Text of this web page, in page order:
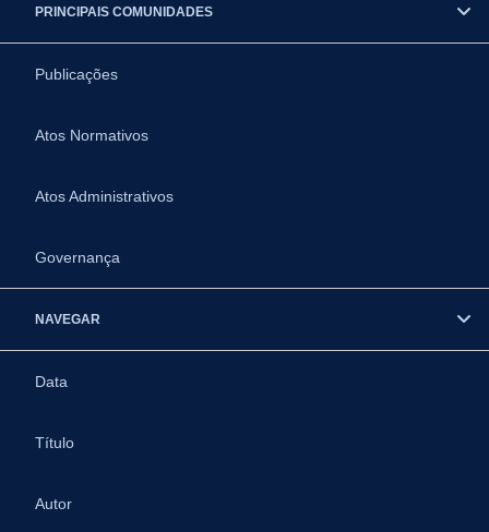
PRINCIPAIS COMUNIDADES
Publicações
Atos Normativos
Atos Administrativos
Governança
NAVEGAR
Data
Título
Autor